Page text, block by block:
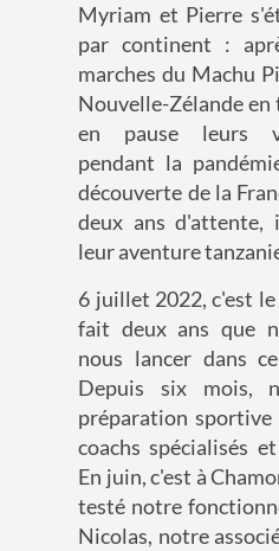
Myriam et Pierre
par continent :
marches du Machu
Nouvelle-Zélande
en pause leurs
pendant la
découverte de la
deux ans
leur aventure
6 juillet 2022, c'est
fait deux ans que
nous lancer dans
Depuis six mois,
préparation sportive
coachs spécialisés
En juin, c'est à
testé notre
Nicolas, notre